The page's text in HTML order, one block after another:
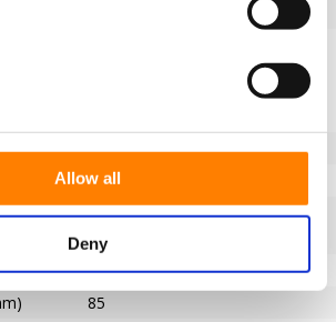
Allow all
Deny
500
3000
Ranhura de chaveta de acordo
com a norma DIN 6885 JS9
(mm)
80
85